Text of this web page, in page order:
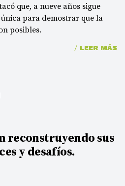
que, a nueve años sigue
para demostrar que la
posibles.
/ LEER MÁS
reconstruyendo sus
y desafíos.